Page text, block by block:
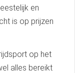
en
is op prijzen
op het
alles bereikt